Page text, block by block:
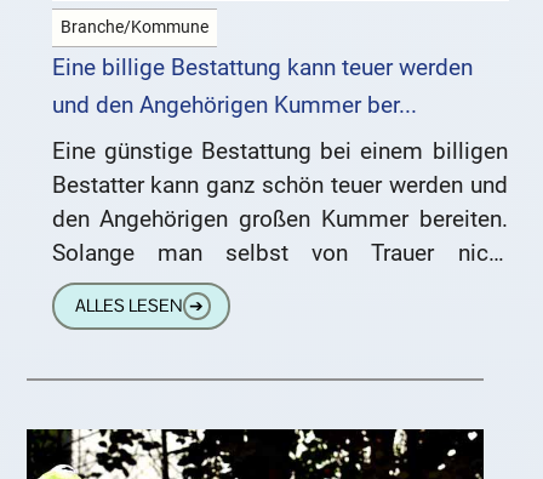
Branche/Kommune
Eine billige Bestattung kann teuer werden
und den Angehörigen Kummer ber...
Eine günstige Bestattung bei einem billigen
Bestatter kann ganz schön teuer werden und
den Angehörigen großen Kummer bereiten.
Solange man selbst von Trauer nicht
betroffen ist, kann man fröhlich und
ALLES LESEN ➔